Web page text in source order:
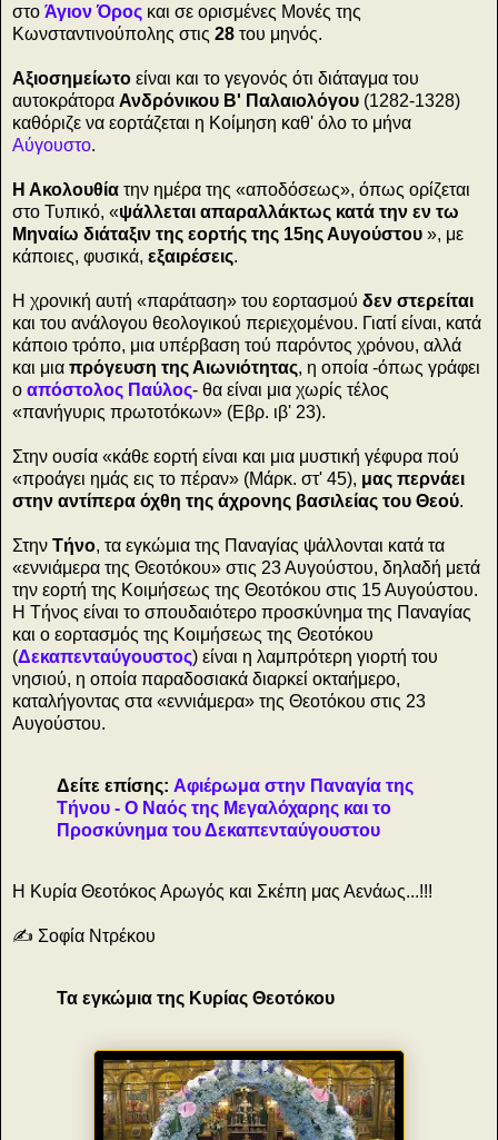
στο Άγιον Όρος και σε ορισμένες Μονές της
Κωνσταντινούπολης στις 28 του μηνός.
Αξιοσημείωτο είναι και το γεγονός ότι διάταγμα του
αυτοκράτορα Ανδρόνικου Β' Παλαιολόγου (1282-1328)
καθόριζε να εορτάζεται η Κοίμηση καθ' όλο το μήνα
Αύγουστο.
Η Ακολουθία την ημέρα της «αποδόσεως», όπως ορίζεται
στο Τυπικό, «ψάλλεται απαραλλάκτως κατά την εν τω
Μηναίω διάταξιν της εορτής της 15ης Αυγούστου », με
κάποιες, φυσικά, εξαιρέσεις.
Η χρονική αυτή «παράταση» του εορτασμού δεν στερείται
και του ανάλογου θεολογικού περιεχομένου. Γιατί είναι, κατά
κάποιο τρόπο, μια υπέρβαση τού παρόντος χρόνου, αλλά
και μια πρόγευση της Αιωνιότητας, η οποία -όπως γράφει
ο απόστολος Παύλος- θα είναι μια χωρίς τέλος
«πανήγυρις πρωτοτόκων» (Εβρ. ιβ' 23).
Στην ουσία «κάθε εορτή είναι και μια μυστική γέφυρα πού
«προάγει ημάς εις το πέραν» (Μάρκ. στ' 45), μας περνάει
στην αντίπερα όχθη της άχρονης βασιλείας του Θεού.
Στην Τήνο, τα εγκώμια της Παναγίας ψάλλονται κατά τα
«εννιάμερα της Θεοτόκου» στις 23 Αυγούστου, δηλαδή μετά
την εορτή της Κοιμήσεως της Θεοτόκου στις 15 Αυγούστου.
Η Τήνος είναι το σπουδαιότερο προσκύνημα της Παναγίας
και ο εορτασμός της Κοιμήσεως της Θεοτόκου
(Δεκαπενταύγουστος) είναι η λαμπρότερη γιορτή του
νησιού, η οποία παραδοσιακά διαρκεί οκταήμερο,
καταλήγοντας στα «εννιάμερα» της Θεοτόκου στις 23
Αυγούστου.
Δείτε επίσης: Αφιέρωμα στην Παναγία της
Τήνου - Ο Ναός της Μεγαλόχαρης και το
Προσκύνημα του Δεκαπενταύγουστου
Η Κυρία Θεοτόκος Αρωγός και Σκέπη μας Αενάως...!!!
✍️ Σοφία Ντρέκου
Τα εγκώμια της Κυρίας Θεοτόκου